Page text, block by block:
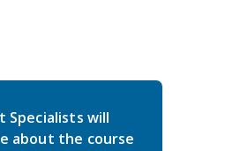
Specialists will
about the course